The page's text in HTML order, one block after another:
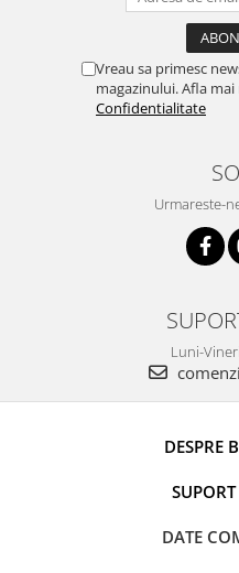
Aparate & Accesorii ingrijire
Uscatoare de par
Alte obiecte sanitare
Vreau sa primesc
magazinului. Afla
Confidentialitate
Urmareste-
Luni-
DESPRE
DATE